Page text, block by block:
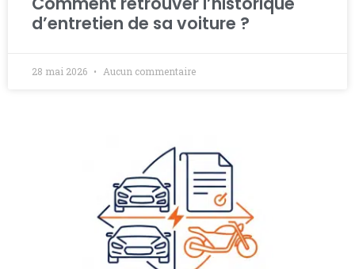
d’entretien de sa voiture ?
28 mai 2026 Aucun commentaire